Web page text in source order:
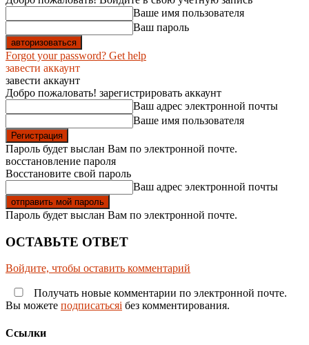
Ваше имя пользователя
Ваш пароль
Forgot your password? Get help
завести аккаунт
завести аккаунт
Добро пожаловать! зарегистрировать аккаунт
Ваш адрес электронной почты
Ваше имя пользователя
Пароль будет выслан Вам по электронной почте.
восстановление пароля
Восстановите свой пароль
Ваш адрес электронной почты
Пароль будет выслан Вам по электронной почте.
ОСТАВЬТЕ ОТВЕТ
Войдите, чтобы оставить комментарий
Получать новые комментарии по электронной почте.
Вы можете подписатьсяi без комментирования.
Ссылки